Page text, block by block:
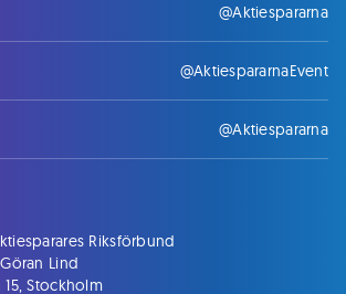
@Aktiespararna
@AktiespararnaEvent
@Aktiespararna
Riksförbund
Lind
Stockholm